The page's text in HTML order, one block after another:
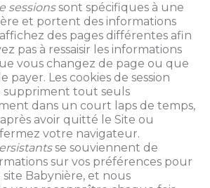
sessionssont spécifiques à une
et portent des informations
des pages différentes afin
pas à ressaisir les informations
vous changez de page ou que
payer. Les cookies de session
suppriment tout seuls
dans un court laps de temps,
avoir quitté le Site ou
votre navigateur.
se souviennent de
sur vos préférences pour
site Babynière, et nous